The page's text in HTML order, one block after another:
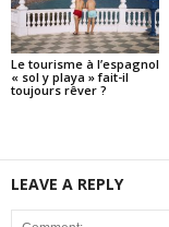
Le tourisme à l’espagnol
« sol y playa » fait-il
toujours rêver ?
LEAVE A REPLY